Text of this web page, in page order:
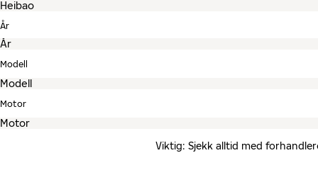
År
Modell
Motor
Viktig: Sjekk alltid med